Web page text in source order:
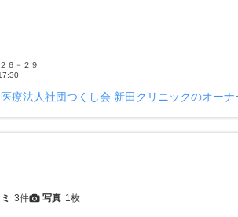
６－２９
医療法人社団つくし会 新田クリニックのオー
3件 写真 1枚